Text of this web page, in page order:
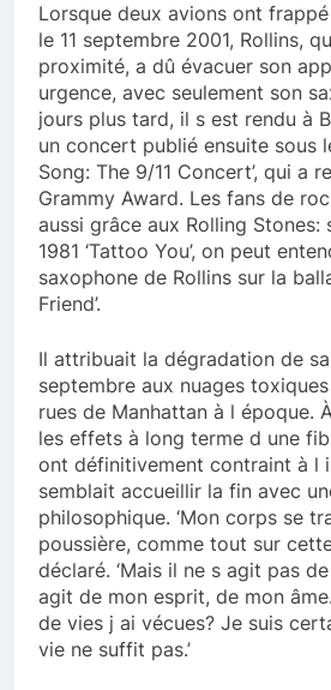
Lorsque deux avions ont
le 11 septembre 2001, Rollins,
proximité, a dû évacuer son
urgence, avec seulement son
jours plus tard, il s est rendu à
un concert publié ensuite sous
Song: The 9/11 Concert’, qui a
Grammy Award. Les fans de
aussi grâce aux Rolling Stones:
1981 ‘Tattoo You’, on peut
saxophone de Rollins sur la
Friend’.
Il attribuait la dégradation de sa
septembre aux nuages
rues de Manhattan à l époque.
les effets à long terme d une
ont définitivement contraint à l
semblait accueillir la fin avec
philosophique. ‘Mon corps se
poussière, comme tout sur
déclaré. ‘Mais il ne s agit pas
agit de mon esprit, de mon
de vies j ai vécues? Je suis
vie ne suffit pas.’